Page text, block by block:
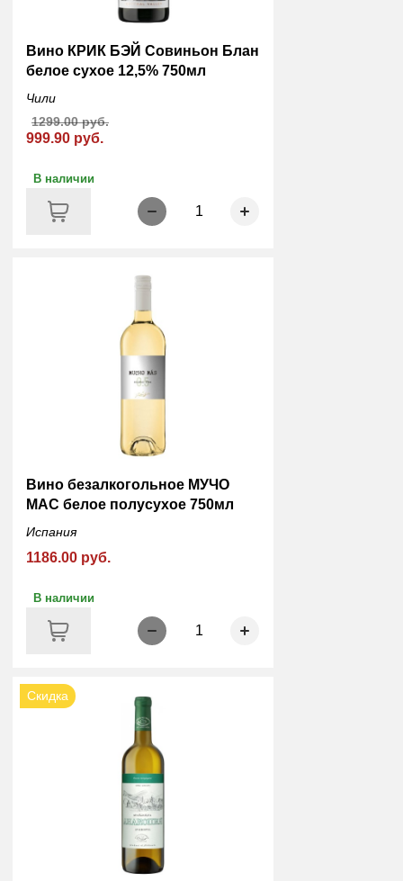
Вино КРИК БЭЙ Совиньон Блан
белое сухое 12,5% 750мл
Чили
999.90 руб.
1299.00 руб.
В наличии
1
Вино безалкогольное МУЧО
МАС белое полусухое 750мл
Испания
1186.00 руб.
В наличии
1
Скидка